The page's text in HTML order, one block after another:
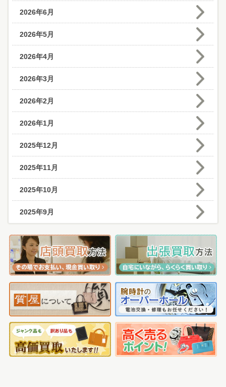
2026年6月
2026年5月
2026年4月
2026年3月
2026年2月
2026年1月
2025年12月
2025年11月
2025年10月
2025年9月